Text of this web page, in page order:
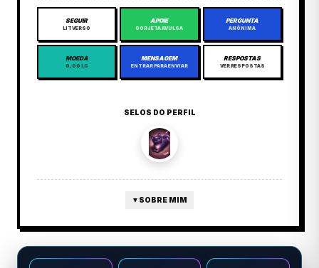
SEGUIR
LITVERSO
APOIE
GORJETA AVULSA
PERGUNTA
ANÔNIMA
MOEDA
0,00 LC
MENSAGEM
ENTRAR PARA ENVIAR
RESPOSTAS
VER RESPOSTAS
SELOS DO PERFIL
▼ SOBRE MIM